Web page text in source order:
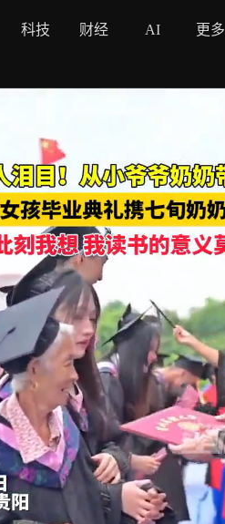
科技 财经 AI 更多